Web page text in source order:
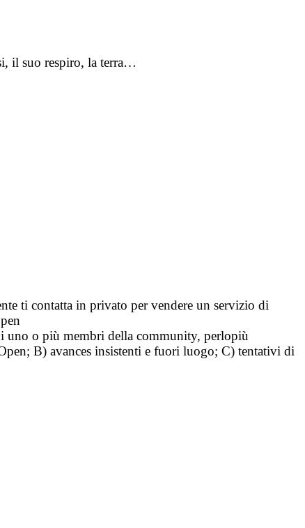
il suo respiro, la terra…
ti contatta in privato per vendere un servizio di
uno o più membri della community, perlopiù
B) avances insistenti e fuori luogo; C) tentativi di